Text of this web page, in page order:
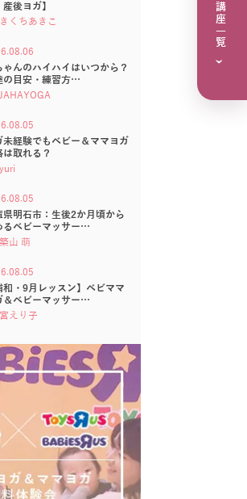
後ヨガ】
きくちあきこ
ゃんのハイハイはいつから？
の目安・練習方…
JAHAYOGA
未経験でもベビー＆ママヨガ
は取れる？
yuri
県明石市：生後2か月頃から
るベビーマッサー…
築山 萌
和・9月レッスン】ベビママ
＆ベビーマッサー…
宮えり子
›